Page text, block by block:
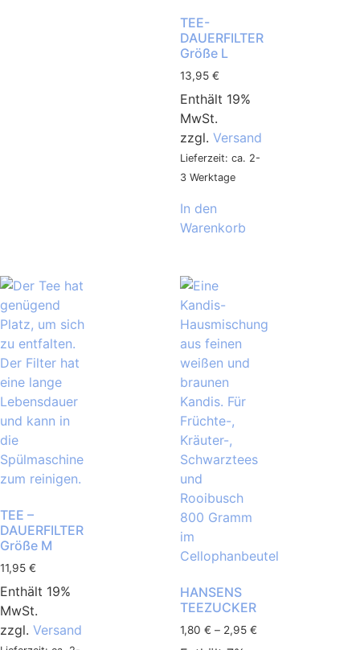
TEE-
DAUERFILTER
Größe L
13,95 €
Enthält 19%
MwSt.
zzgl. Versand
Lieferzeit: ca. 2-
3 Werktage
In den
Warenkorb
TEE –
DAUERFILTER
Größe M
11,95 €
Enthält 19%
MwSt.
zzgl. Versand
HANSENS
TEEZUCKER
1,80 € – 2,95 €